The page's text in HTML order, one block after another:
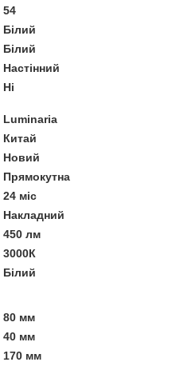
54
Білий
Білий
Настінний
Ні
Luminaria
Китай
Новий
Прямокутна
24 міс
Накладний
450 лм
3000К
Білий
80 мм
40 мм
170 мм